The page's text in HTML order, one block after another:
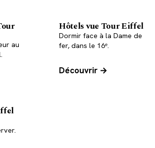
au
Hôtels vue Tour Eiffel
Dormir face à la Dame de
fer, dans le 16ᵉ.
Découvrir →